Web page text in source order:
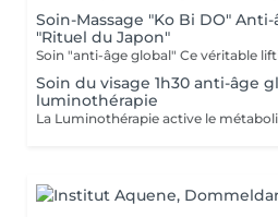
Soin-Massage "Ko Bi DO"
"Rituel du Japon"
Soin du visage 1h30 anti-âge
luminothérapie